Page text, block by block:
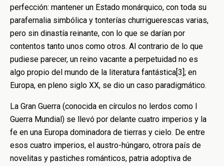
perfección: mantener un Estado monárquico, con toda su
parafernalia simbólica y tonterías churriguerescas varias,
pero sin dinastía reinante, con lo que se darían por
contentos tanto unos como otros. Al contrario de lo que
pudiese parecer, un reino vacante a perpetuidad no es
algo propio del mundo de la literatura fantástica[3]; en
Europa, en pleno siglo XX, se dio un caso paradigmático.
La Gran Guerra (conocida en círculos no lerdos como I
Guerra Mundial) se llevó por delante cuatro imperios y la
fe en una Europa dominadora de tierras y cielo. De entre
esos cuatro imperios, el austro-húngaro, otrora país de
novelitas y pastiches románticos, patria adoptiva de